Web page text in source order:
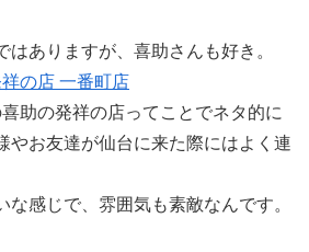
はありますが、喜助さんも好き。
の店 一番町店
助の発祥の店ってことでネタ的に
やお友達が仙台に来た際にはよく連
な感じで、雰囲気も素敵なんです。